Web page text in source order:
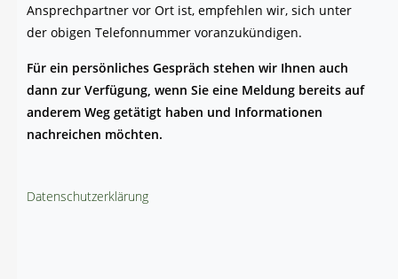
Ansprech­part­ner vor Ort ist, emp­feh­len wir, sich unter
der obi­gen Tele­fon­num­mer voranzukündigen.
Für ein per­sön­li­ches Gespräch ste­hen wir Ihnen auch
dann zur Ver­fü­gung, wenn Sie eine Mel­dung bereits auf
ande­rem Weg getä­tigt haben und Infor­ma­tio­nen
nach­rei­chen möchten.
Daten­schutz­er­klä­rung